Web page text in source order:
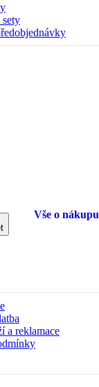
Vše o nákupu
a reklamace